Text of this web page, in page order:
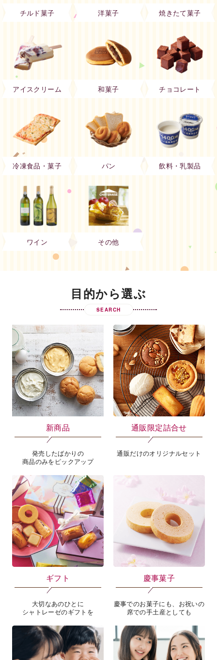
チルド菓子 洋菓子 焼きたて菓子
アイスクリーム 和菓子 チョコレート
冷凍食品・菓子 パン 飲料・乳製品
ワイン その他
目的から選ぶ
SEARCH
新商品
発売したばかりの
商品のみをピックアップ
通販限定詰合せ
通販だけのオリジナルセット
ギフト
大切なあのひとに
シャトレーゼのギフトを
慶事菓子
慶事でのお菓子にも、お祝いの
席での手土産としても